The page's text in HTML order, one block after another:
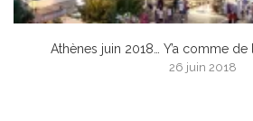
Athènes juin 2018… Y’a comme de
26 juin 2018